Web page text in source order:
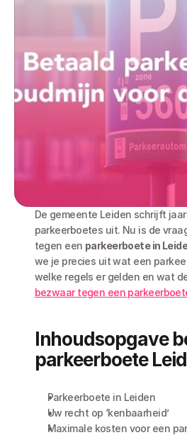
De gemeente Leiden schrijft
parkeerboetes uit. Nu is de
tegen een parkeerboete in
we je precies uit wat een
bezwaar tegen een
Inhoudsopgave
parkeerboete
Parkeerboete in Leiden
Uw recht op ‘kenbaarheid’
Maximale kosten voor een